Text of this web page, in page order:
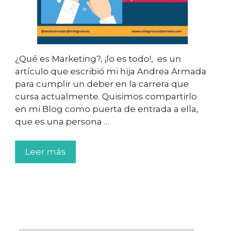
¿Qué es Marketing?, ¡lo es todo!, es un
artículo que escribió mi hija Andrea Armada
para cumplir un deber en la carrera que
cursa actualmente. Quisimos compartirlo
en mi Blog como puerta de entrada a ella,
que es una persona …
Leer más